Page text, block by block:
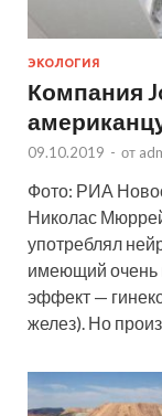
ЭКОЛОГИЯ
Компания
09.10.2019 - от
Фото: РИА
Николас
употреблял
имеющий очень
эффект —
желез). Но